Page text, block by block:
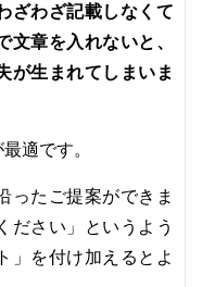
ざわざ記載しなくて
文章を入れないと、
が生まれてしまいま
適です。
ったご提案ができま
ださい」というよう
」を付け加えるとよ